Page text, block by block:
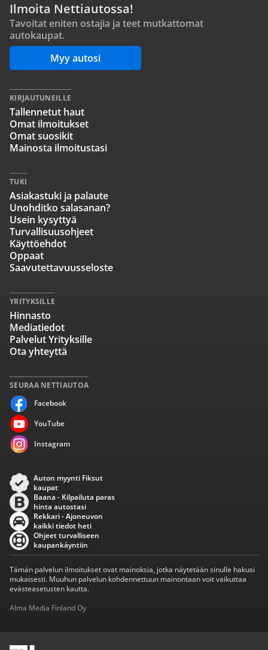
Ilmoita Nettiautossa!
Tavoitat eniten ostajia ja teet mutkattomat
autokaupat.
Myy autosi
SEURAA NETTIAUTOA
Facebook
YouTube
Instagram
KIRJAUTUNEILLE
Tallennetut haut
Omat ilmoitukset
Omat suosikit
Mainosta ilmoitustasi
TUKI
Asiakastuki ja palaute
Unohditko salasanan?
Usein kysyttyä
Turvallisuusohjeet
Käyttöehdot
Oppaat
Saavutettavuusseloste
YRITYKSILLE
Hinnasto
Mediatiedot
Palvelut Yrityksille
Ota yhteyttä
Auton myynti Fiksut
kaupat
Baana - Kilpailuta paras
hinta autostasi
Rekkari - Ajoneuvon
kaikki tiedot heti
Ohjeet turvalliseen
kaupankäyntiin
Tämän palvelun ilmoitukset ovat mainoksia, jotka näytetään sinulle hakusi
mukaisesti. Muuhun palvelun kohdennettuun mainontaan voit vaikuttaa
evästeasetusten kautta.
Alma Media Finland Oy